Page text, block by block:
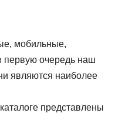
мобильные,
первую очередь наш
являются наиболее
представлены